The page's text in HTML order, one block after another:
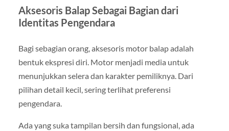
Aksesoris Balap Sebagai Bagian dari
Identitas Pengendara
Bagi sebagian orang, aksesoris motor balap adalah
bentuk ekspresi diri. Motor menjadi media untuk
menunjukkan selera dan karakter pemiliknya. Dari
pilihan detail kecil, sering terlihat preferensi
pengendara.
Ada yang suka tampilan bersih dan fungsional, ada